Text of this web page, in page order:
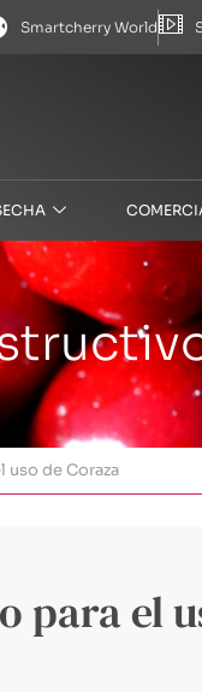
Smartcherry World
uso de Coraza
para el